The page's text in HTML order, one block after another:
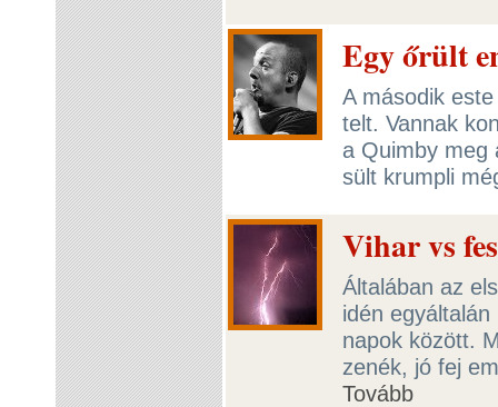
Egy őrült
A második
telt. Vannak
a Quimby meg
sült krumpli
Vihar vs
Általában az
idén
napok között.
zenék, jó fej
Tovább